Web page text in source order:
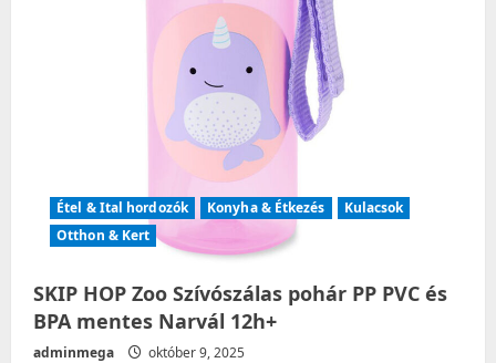
Étel & Ital hordozók Konyha & Étkezés
Kulacsok
Otthon & Kert
SKIP HOP Zoo Szívószálas pohár PP PVC és
BPA mentes Narvál 12h+
adminmega október 9, 2025